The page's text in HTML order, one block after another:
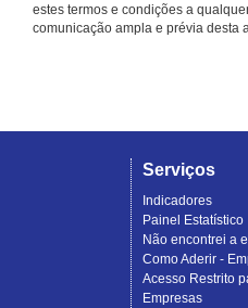
estes termos e condições a
comunicação ampla e prévia desta
Serviços
Indicadores
Painel Estatístico
Não encontrei a
Como Aderir -
Acesso Restrito
Empresas